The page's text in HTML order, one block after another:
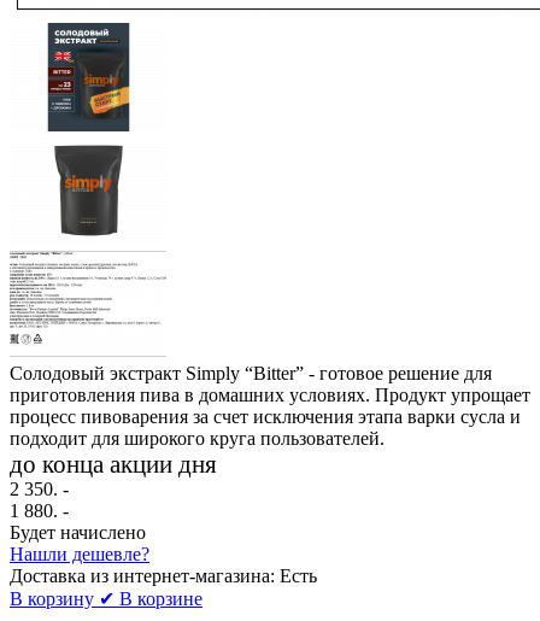
Солодовый экстракт Simply “Bitter” - готовое решение для
приготовления пива в домашних условиях. Продукт упрощает
процесс пивоварения за счет исключения этапа варки сусла и
подходит для широкого круга пользователей.
до конца акции дня
2 350. -
1 880. -
Будет начислено
Нашли дешевле?
Доставка из интернет-магазина: Есть
В корзину ✔ В корзине